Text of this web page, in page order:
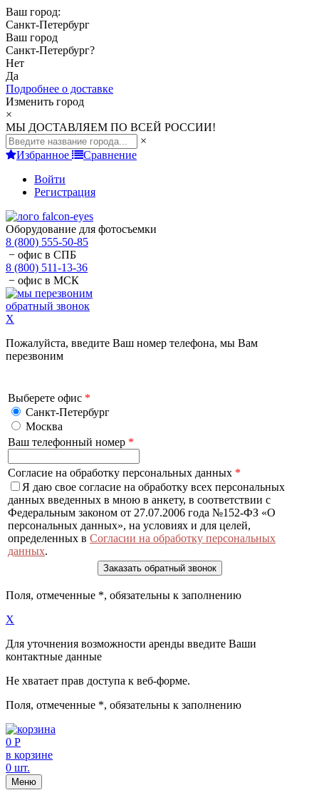
Ваш город:
Санкт-Петербург
Ваш город
Санкт-Петербург?
Нет
Да
Подробнее о доставке
Изменить город
×
МЫ ДОСТАВЛЯЕМ ПО ВСЕЙ РОССИИ!
×
Избранное
Сравнение
Войти
Регистрация
Оборудование для фотосъемки
8 (800) 555-50-85
− офис в СПБ
8 (800) 511-13-36
− офис в МСК
обратный звонок
X
Пожалуйста, введите Ваш номер телефона, мы Вам
перезвоним
Выберете офис *
Санкт-Петербург
Москва
Ваш телефонный номер *
Согласие на обработку персональных данных *
Я даю свое согласие на обработку всех персональных
данных введенных в мною в анкету, в соответствии с
Федеральным законом от 27.07.2006 года №152-ФЗ «О
персональных данных», на условиях и для целей,
определенных в Согласии на обработку персональных
данных.
Поля, отмеченные *, обязательны к заполнению
X
Для уточнения возможности аренды введите Ваши
контактные данные
Не хватает прав доступа к веб-форме.
Поля, отмеченные *, обязательны к заполнению
0 Р
в корзине
0 шт.
Меню